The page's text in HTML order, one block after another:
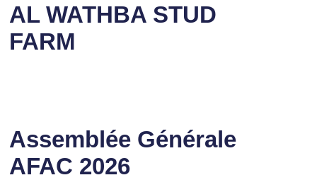
AL WATHBA STUD
FARM
Assemblée Générale
AFAC 2026